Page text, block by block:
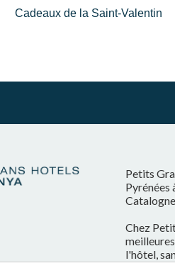
Cadeaux de la Saint-Valentin
Petits
Pyrénées
Chez
l'hôtel,